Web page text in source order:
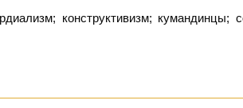
конструктивизм;